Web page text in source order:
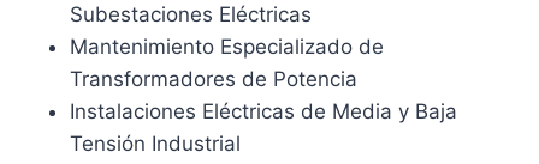
Subestaciones Eléctricas
Mantenimiento Especializado de
Transformadores de Potencia
Instalaciones Eléctricas de Media y Baja
Tensión Industrial